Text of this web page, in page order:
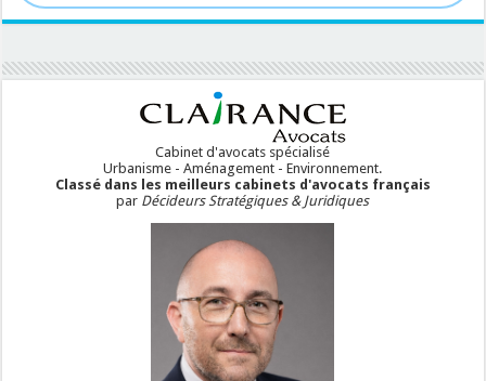
Cabinet d'avocats spécialisé
Urbanisme - Aménagement - Environnement.
Classé dans les meilleurs cabinets d'avocats français
par Décideurs Stratégiques & Juridiques